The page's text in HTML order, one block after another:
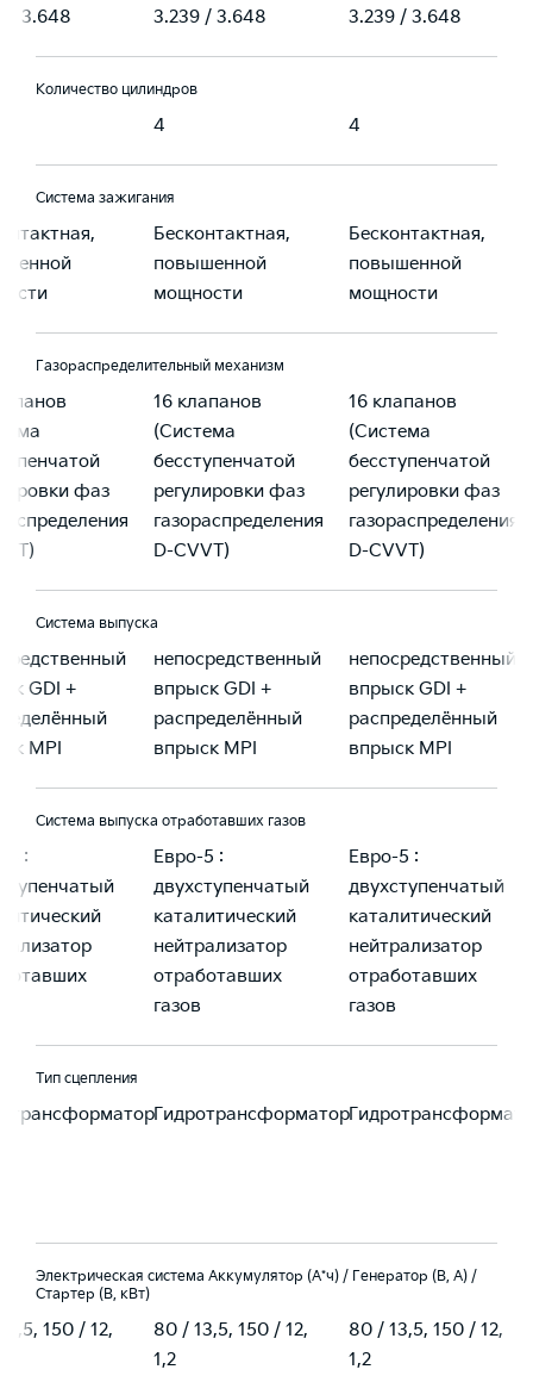
/ 3.648
3.239 / 3.648
3.239 / 3.648
Количество цилиндров
4 4
Система зажигания
Бесконтактная,
повышенной
мощности
Бесконтактная,
повышенной
мощности
Газораспределительный механизм
фаз
16 клапанов
(Система
бесступенчатой
регулировки фаз
газораспределения
D-CVVT)
16 клапанов
(Система
бесступенчатой
регулировки фаз
газораспределения
D-CVVT)
Система выпуска
GDI +
MPI
непосредственный
впрыск GDI +
распределённый
впрыск MPI
непосредственный
впрыск GDI +
распределённый
впрыск MPI
Система выпуска отработавших газов
5 :
Eвро-5 :
двухступенчатый
каталитический
нейтрализатор
отработавших
газов
Eвро-5 :
двухступенчатый
каталитический
нейтрализатор
отработавших
газов
Тип сцепления
Гидротрансформатор
Электрическая система Аккумулятор (А*ч) / Генератор (В, А) /
Стартер (В, кВт)
150 / 12,
80 / 13,5, 150 / 12,
1,2
80 / 13,5, 150 / 12,
1,2